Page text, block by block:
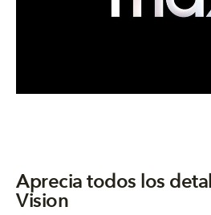
Aprecia todos los
Vision